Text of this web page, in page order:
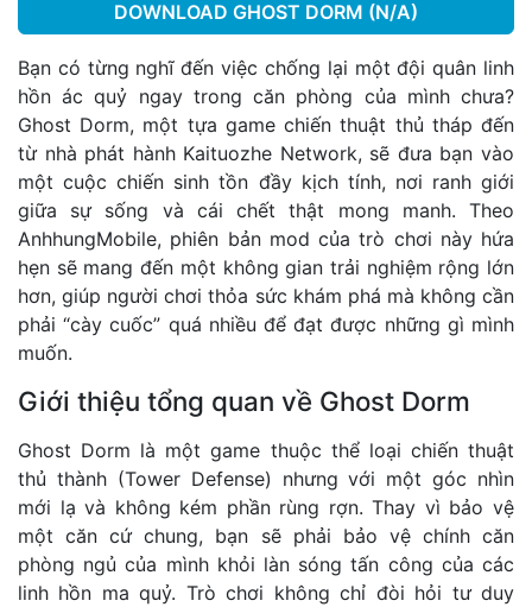
DOWNLOAD GHOST DORM (N/A)
Bạn có từng nghĩ đến việc chống lại một đội quân linh
hồn ác quỷ ngay trong căn phòng của mình chưa?
Ghost Dorm, một tựa game chiến thuật thủ tháp đến
từ nhà phát hành Kaituozhe Network, sẽ đưa bạn vào
một cuộc chiến sinh tồn đầy kịch tính, nơi ranh giới
giữa sự sống và cái chết thật mong manh. Theo
AnhhungMobile, phiên bản mod của trò chơi này hứa
hẹn sẽ mang đến một không gian trải nghiệm rộng lớn
hơn, giúp người chơi thỏa sức khám phá mà không cần
phải “cày cuốc” quá nhiều để đạt được những gì mình
muốn.
Giới thiệu tổng quan về Ghost Dorm
Ghost Dorm là một game thuộc thể loại chiến thuật
thủ thành (Tower Defense) nhưng với một góc nhìn
mới lạ và không kém phần rùng rợn. Thay vì bảo vệ
một căn cứ chung, bạn sẽ phải bảo vệ chính căn
phòng ngủ của mình khỏi làn sóng tấn công của các
linh hồn ma quỷ. Trò chơi không chỉ đòi hỏi tư duy